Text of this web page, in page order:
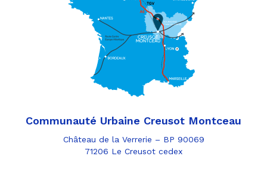
Communauté Urbaine Creusot Montceau
Château de la Verrerie – BP 90069
71206 Le Creusot cedex